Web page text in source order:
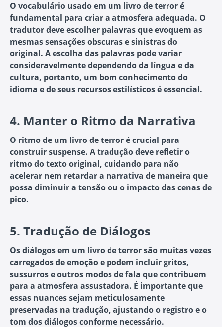
O vocabulário usado em um livro de terror é
fundamental para criar a atmosfera adequada. O
tradutor deve escolher palavras que evoquem as
mesmas sensações obscuras e sinistras do
original. A escolha das palavras pode variar
consideravelmente dependendo da língua e da
cultura, portanto, um bom conhecimento do
idioma e de seus recursos estilísticos é essencial.
4. Manter o Ritmo da Narrativa
O ritmo de um livro de terror é crucial para
construir suspense. A tradução deve refletir o
ritmo do texto original, cuidando para não
acelerar nem retardar a narrativa de maneira que
possa diminuir a tensão ou o impacto das cenas de
pico.
5. Tradução de Diálogos
Os diálogos em um livro de terror são muitas vezes
carregados de emoção e podem incluir gritos,
sussurros e outros modos de fala que contribuem
para a atmosfera assustadora. É importante que
essas nuances sejam meticulosamente
preservadas na tradução, ajustando o registro e o
tom dos diálogos conforme necessário.